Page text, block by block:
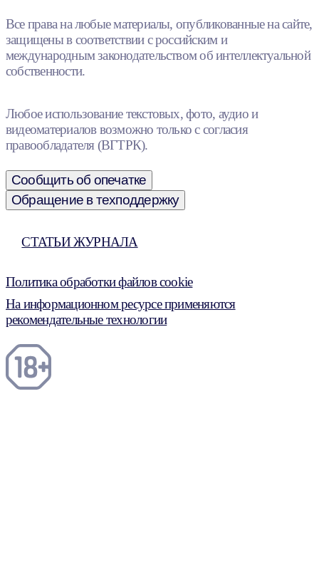
Все права на любые материалы, опубликованные на сайте,
защищены в соответствии с российским и
международным законодательством об интеллектуальной
собственности.
Любое использование текстовых, фото, аудио и
видеоматериалов возможно только с согласия
правообладателя (ВГТРК).
Сообщить об опечатке
Обращение в техподдержку
СТАТЬИ ЖУРНАЛА
Политика обработки файлов cookie
На информационном ресурсе применяются
рекомендательные технологии